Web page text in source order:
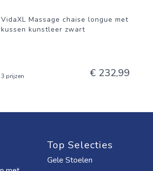
VidaXL Massage chaise longue met
kussen kunstleer zwart
3 prijzen € 232,99
Top Selecties
Gele Stoelen